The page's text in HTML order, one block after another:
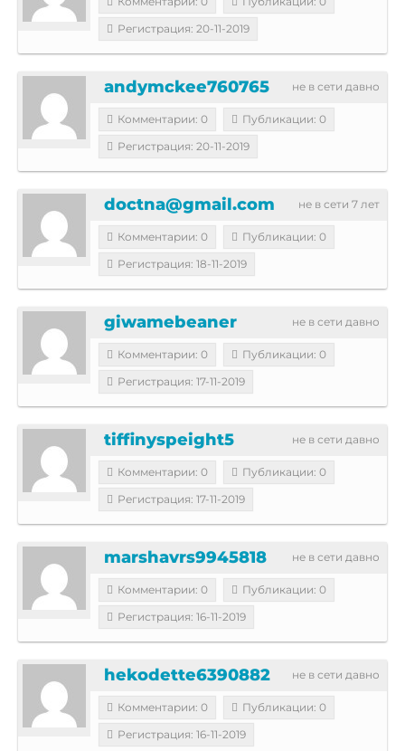
Регистрация: 20-11-2019
не в сети давно
andymckee760765
Комментарии: 0
Публикации: 0
Регистрация: 20-11-2019
не в сети 7 лет
doctna@gmail.com
Комментарии: 0
Публикации: 0
Регистрация: 18-11-2019
не в сети давно
giwamebeaner
Комментарии: 0
Публикации: 0
Регистрация: 17-11-2019
не в сети давно
tiffinyspeight5
Комментарии: 0
Публикации: 0
Регистрация: 17-11-2019
не в сети давно
marshavrs9945818
Комментарии: 0
Публикации: 0
Регистрация: 16-11-2019
не в сети давно
hekodette6390882
Комментарии: 0
Публикации: 0
Регистрация: 16-11-2019